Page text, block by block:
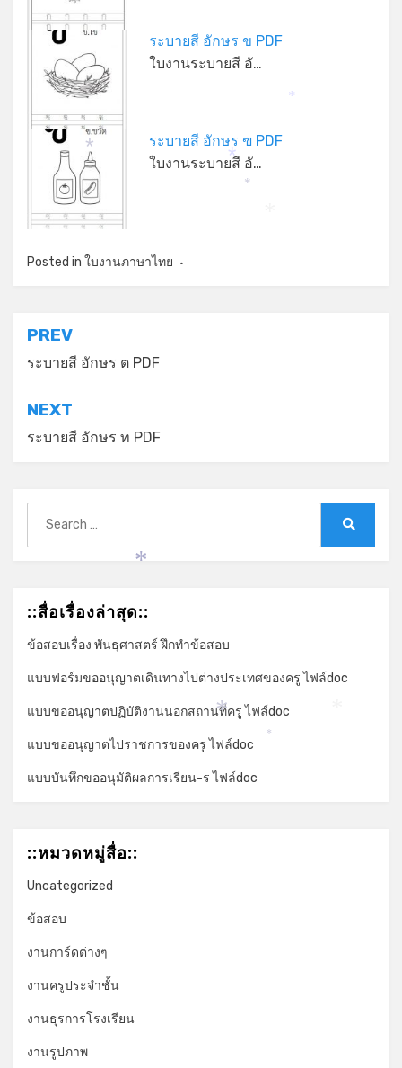
ระบายสี อักษร ข PDF
ใบงานระบายสี อั…
ระบายสี อักษร ฃ PDF
ใบงานระบายสี อั…
Posted in ใบงานภาษาไทย
แนะแนว
เรื่อง
PREV
ระบายสี อักษร ต PDF
NEXT
ระบายสี อักษร ท PDF
for:
::สื่อเรื่องล่าสุด::
ข้อสอบเรื่อง พันธุศาสตร์ ฝึกทำข้อสอบ
แบบฟอร์มขออนุญาตเดินทางไปต่างประเทศของครู ไฟล์doc
แบบขออนุญาตปฏิบัติงานนอกสถานที่ครู ไฟล์doc
แบบขออนุญาตไปราชการของครู ไฟล์doc
แบบบันทึกขออนุมัติผลการเรียน-ร ไฟล์doc
::หมวดหมู่สื่อ::
Uncategorized
ข้อสอบ
งานการ์ดต่างๆ
งานครูประจำชั้น
งานธุรการโรงเรียน
งานรูปภาพ
*
*